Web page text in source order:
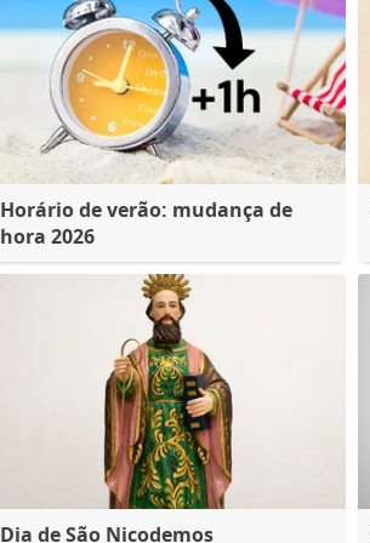
Horário de verão: mudança de
hora 2026
Dia de São Nicodemos